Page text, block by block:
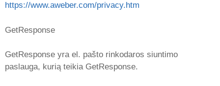
https://www.aweber.com/privacy.htm
GetResponse
GetResponse yra el. pašto rinkodaros siuntimo
paslauga, kurią teikia GetResponse.